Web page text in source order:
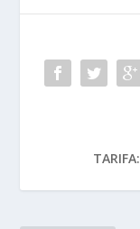
TARIFA: